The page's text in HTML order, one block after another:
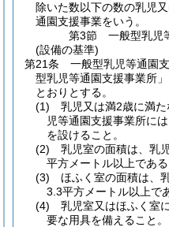
除いた数以下の数の乳児
通園支援事業をいう。
第3節
一般型乳児
(設備の基準)
第21条
一般型乳児等通園
型乳児等通園支援事業所
とおりとする。
(1)
乳児又は満2歳に満
児等通園支援事業所に
を設けること。
(2)
乳児室の面積は、乳
平方メートル以上である
(3)
ほふく室の面積は、
3.3平方メートル以上で
(4)
乳児室又はほふく室
要な用具を備えること。